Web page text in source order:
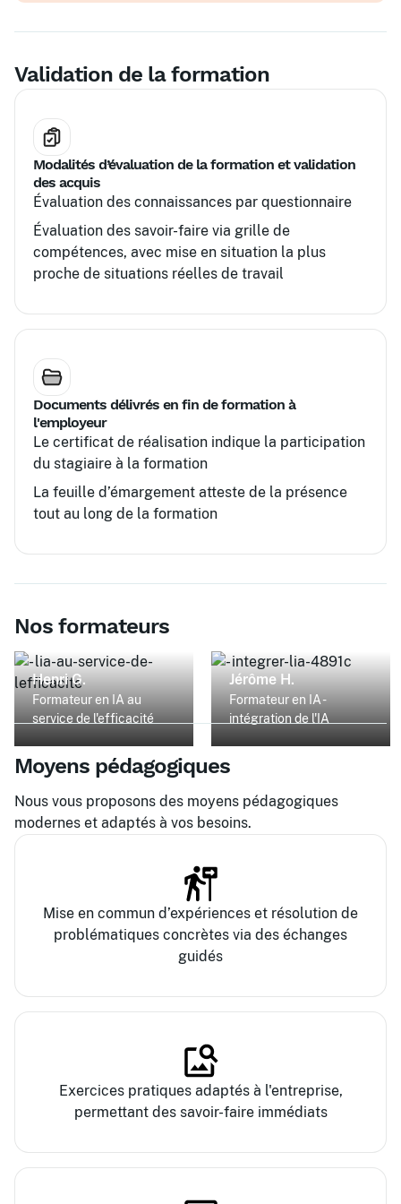
Validation de la formation
Modalités d’évaluation de la formation et validation
des acquis
Évaluation des connaissances par questionnaire
Évaluation des savoir-faire via grille de
compétences, avec mise en situation la plus
proche de situations réelles de travail
Documents délivrés en fin de formation à
l'employeur
Le certificat de réalisation indique la participation
du stagiaire à la formation
La feuille d’émargement atteste de la présence
tout au long de la formation
Nos formateurs
Henri G.
Formateur en IA au
service de l'efficacité
Jérôme H.
Formateur en IA -
intégration de l'IA
Moyens pédagogiques
Nous vous proposons des moyens pédagogiques
modernes et adaptés à vos besoins.
Mise en commun d’expériences et résolution de
problématiques concrètes via des échanges
guidés
Exercices pratiques adaptés à l'entreprise,
permettant des savoir-faire immédiats